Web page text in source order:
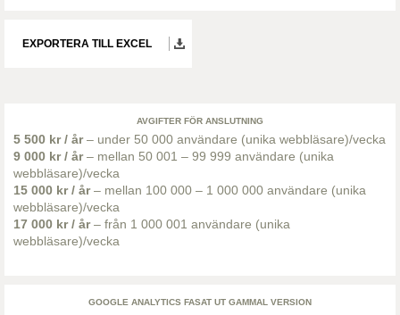
EXPORTERA TILL EXCEL
AVGIFTER FÖR ANSLUTNING
5 500 kr / år– under 50 000 användare (unika webbläsare)/vecka
9 000 kr / år– mellan 50 001 – 99 999 användare (unika
webbläsare)/vecka
15 000 kr / år– mellan 100 000 – 1 000 000 användare (unika
webbläsare)/vecka
17 000 kr / år– från 1 000 001 användare (unika
webbläsare)/vecka
GOOGLE ANALYTICS FASAT UT GAMMAL VERSION